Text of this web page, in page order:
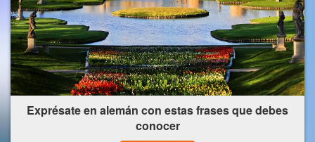
Exprésate en alemán con estas frases que debes
conocer